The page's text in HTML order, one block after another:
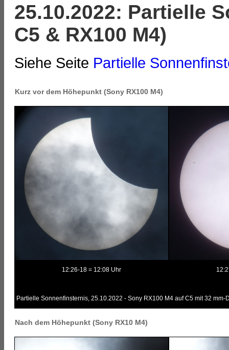
25.10.2022: Partielle
C5 & RX100 M4)
Siehe Seite Partielle
Kurz vor dem Höhepunkt (Sony RX100 M4)
12:26-18 = 12:08 Uhr
Partielle Sonnenfinsternis, 25.10.2022 - Sony RX100 M4 auf C5 mit 32 mm-
Nach dem Höhepunkt (Sony RX10 M4)